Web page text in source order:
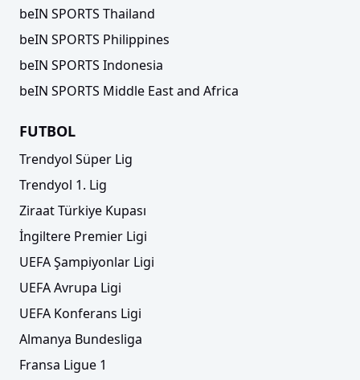
beIN SPORTS Thailand
beIN SPORTS Philippines
beIN SPORTS Indonesia
beIN SPORTS Middle East and Africa
FUTBOL
Trendyol Süper Lig
Trendyol 1. Lig
Ziraat Türkiye Kupası
İngiltere Premier Ligi
UEFA Şampiyonlar Ligi
UEFA Avrupa Ligi
UEFA Konferans Ligi
Almanya Bundesliga
Fransa Ligue 1